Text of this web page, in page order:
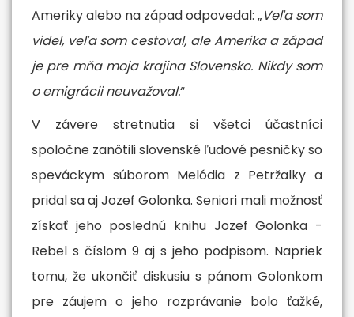
MBA degree from a
recognized university
Competitive advantage over
their colleagues
More info
Ameriky alebo na západ odpovedal: „Veľa som
videl, veľa som cestoval, ale Amerika a západ
je pre mňa moja krajina Slovensko. Nikdy som
o emigrácii neuvažoval.“
V závere stretnutia si všetci účastníci
spoločne zanôtili slovenské ľudové pesničky so
speváckym súborom Melódia z Petržalky a
pridal sa aj Jozef Golonka. Seniori mali možnosť
získať jeho poslednú knihu Jozef Golonka -
Rebel s číslom 9 aj s jeho podpisom. Napriek
tomu, že ukončiť diskusiu s pánom Golonkom
pre záujem o jeho rozprávanie bolo ťažké,